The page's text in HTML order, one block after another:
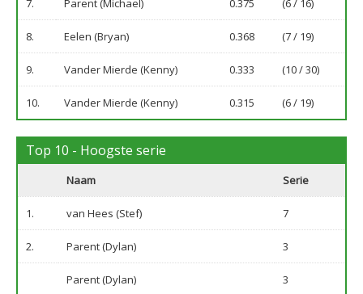
7. Parent (Michael) 0.375 (6 / 16)
8. Eelen (Bryan) 0.368 (7 / 19)
9. Vander Mierde (Kenny) 0.333 (10 / 30)
10. Vander Mierde (Kenny) 0.315 (6 / 19)
Top 10 - Hoogste serie
Naam Serie
1. van Hees (Stef) 7
2. Parent (Dylan) 3
Parent (Dylan) 3